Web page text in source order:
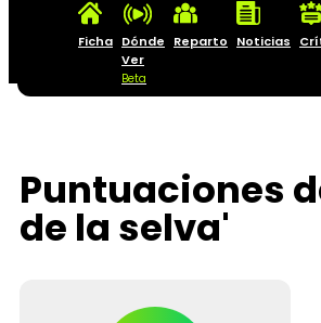
Ficha Dónde
Ver
Beta
Reparto Noticias
Puntuaciones
de la selva'